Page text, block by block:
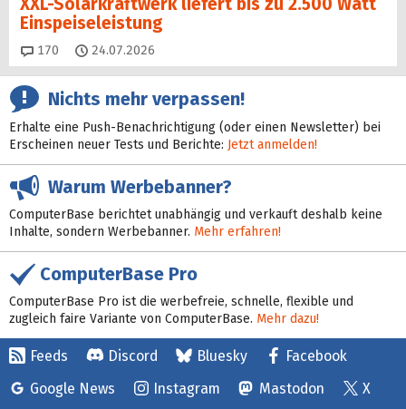
Einspeise­leistung
170 Kommentare
24.07.2026
Nichts mehr verpassen!
Erhalte eine Push-Benachrichtigung (oder einen Newsletter) bei
Erscheinen neuer Tests und Berichte: Jetzt anmelden!
Warum Werbebanner?
ComputerBase berichtet unabhängig und verkauft deshalb keine
Inhalte, sondern Werbebanner. Mehr erfahren!
ComputerBase Pro
ComputerBase Pro ist die werbefreie, schnelle, flexible und
zugleich faire Variante von ComputerBase. Mehr dazu!
Feeds Discord Bluesky
Facebook
Google News
Instagram Mastodon X